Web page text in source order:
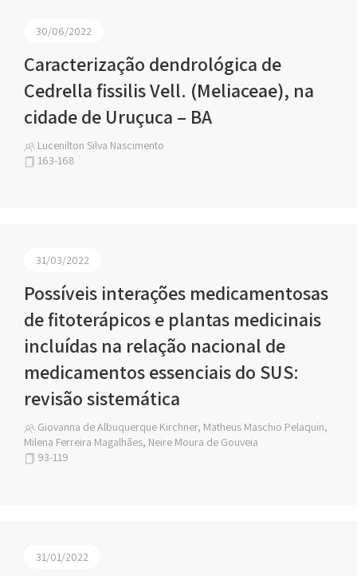
30/06/2022
Caracterização dendrológica de
Cedrella fissilis Vell. (Meliaceae), na
cidade de Uruçuca – BA
Lucenilton Silva Nascimento
163-168
31/03/2022
Possíveis interações medicamentosas
de fitoterápicos e plantas medicinais
incluídas na relação nacional de
medicamentos essenciais do SUS:
revisão sistemática
Giovanna de Albuquerque Kirchner, Matheus Maschio Pelaquin,
Milena Ferreira Magalhães, Neire Moura de Gouveia
93-119
31/01/2022